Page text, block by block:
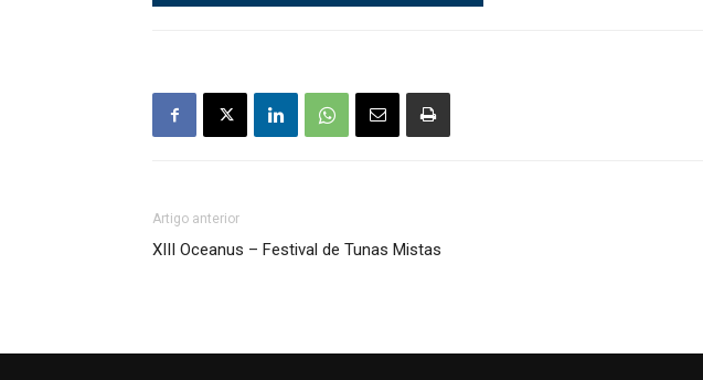
Artigo anterior
XIII Oceanus – Festival de Tunas Mistas